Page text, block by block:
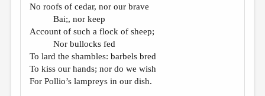
No roofs of cedar, nor our brave
Bai;, nor keep
Account of such a flock of sheep;
Nor bullocks fed
To lard the shambles: barbels bred
To kiss our hands; nor do we wish
For Pollio’s lampreys in our dish.